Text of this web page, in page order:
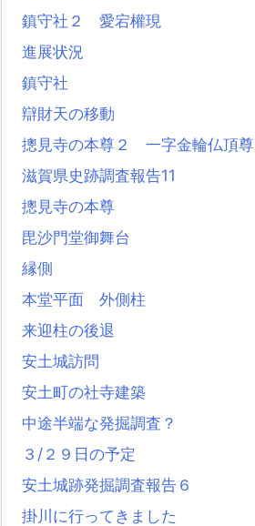
鎮守社２ 愛宕權現
進展状況
鎮守社
辯財天の移動
摠見寺の本尊２ 一字金輪仏頂尊
滋賀県史跡調査報告11
摠見寺の本尊
毘沙門堂御舞台
縁側
本堂平面 外側柱
来迎柱の後退
安土城訪問
安土町の社寺建築
中途半端な発掘調査？
３/２９日の予定
安土城跡発掘調査報告６
掛川に行ってきました